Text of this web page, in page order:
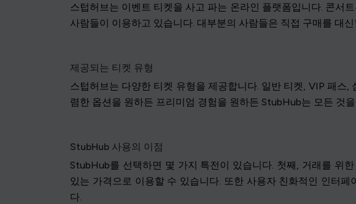
스텁허브는 이벤트 티켓을 사고 파는 온라인 플랫폼입니다. 콘서
사람들이 이용하고 있습니다. 대부분의 사람들은 직접 구매를 대
제공되는 티켓 유형
스텁허브는 다양한 티켓 유형을 제공합니다. 일반 티켓, VIP 패스
렴한 옵션을 원하든 프리미엄 경험을 원하든 StubHub는 모든 것
StubHub 사용의 이점
StubHub를 선택하면 몇 가지 특전이 있습니다. 첫째, 거래를 위
있는 가격으로 이용할 수 있습니다. 또한 사용자 친화적인 인터
다.